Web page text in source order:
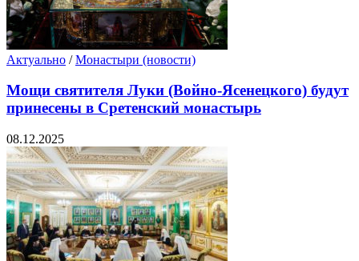
Актуально /Монастыри (новости)
Мощи святителя Луки (Войно-Ясенецкого) будут
принесены в Сретенский монастырь
08.12.2025